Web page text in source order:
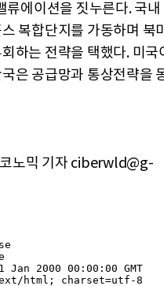
류에이션을 짓누른다. 국내
복합단지를 가동하며 북
하는 전략을 택했다. 미국
은 공급망과 통상전략을
노믹 기자 ciberwld@g-